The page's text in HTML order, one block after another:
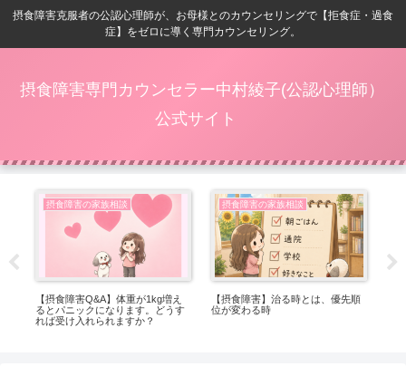
摂食障害克服者の公認心理師が、お母様とのカウンセリングで【拒食症・過食
症】をゼロに導く専門カウンセリング。
摂食障害専門カウンセラー中村綾子(公認心理師）
公式サイト
摂食障害の家族相談
【摂食障害Q&A】体重が1kg増え
るとパニックになります。どうす
れば受け入れられますか？
摂食障害の家族相談
【摂食障害】治る時とは、優先順
位が変わる時